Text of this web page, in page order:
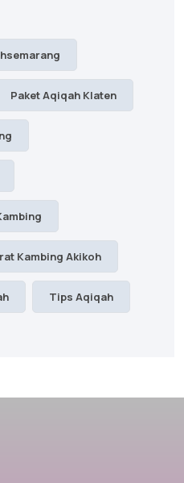
Paket Aqiqah Klaten
Kambing Akikoh
Tips Aqiqah